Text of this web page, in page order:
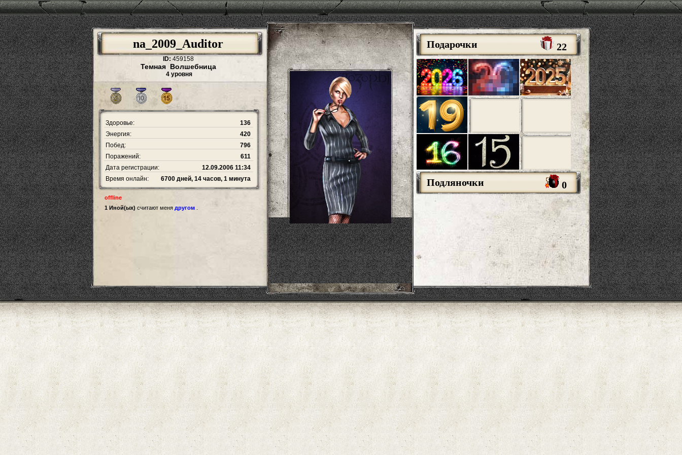
na_2009_Auditor
ID: 459158
Темная Волшебница
4 уровня
Здоровье:
136
Энергия:
420
Побед:
796
Поражений:
611
Дата регистрации:
12.09.2006 11:34
Время онлайн:
6700 дней, 14 часов, 1 минута
offline
1 Иной(ых) считают меня другом
Подарочки 22
Подляночки 0